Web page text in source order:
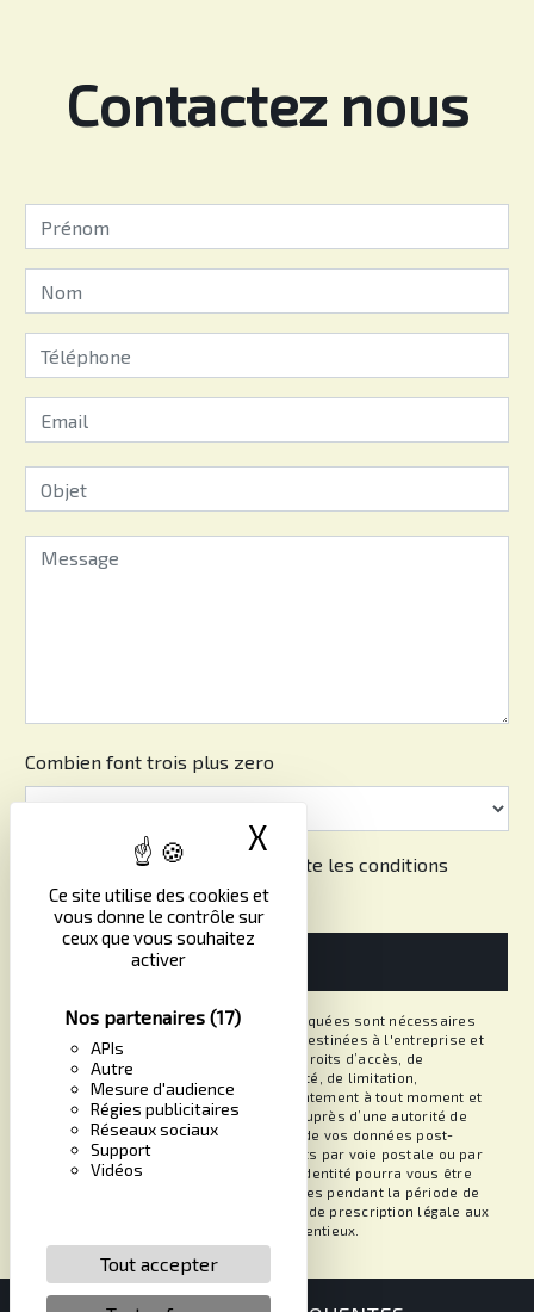
Ce site utilise des cookies et
vous donne le contrôle sur
ceux que vous souhaitez
activer
Nos partenaires (17)
APIs
Autre
Mesure d'audience
Régies publicitaires
Réseaux sociaux
Support
Vidéos
Tout accepter
X Masquer le
Contactez nous
Combien font trois plus zero
En cochant cette case, j'accepte les conditions
particulières ci-dessous **
** Les données personnelles communiquées sont nécessaires
aux fins de vous contacter. Elles sont destinées à l'entreprise et
ses sous-traitants. Vous disposez de droits d’accès, de
rectification, d’effacement, de portabilité, de limitation,
d’opposition, de retrait de votre consentement à tout moment et
du droit d’introduire une réclamation auprès d’une autorité de
contrôle, ainsi que d’organiser le sort de vos données post-
mortem. Vous pouvez exercer ces droits par voie postale ou par
courrier électronique. Un justificatif d'identité pourra vous être
demandé. Nous conservons vos données pendant la période de
prise de contact puis pendant la durée de prescription légale aux
fins probatoires et de gestion des contentieux.